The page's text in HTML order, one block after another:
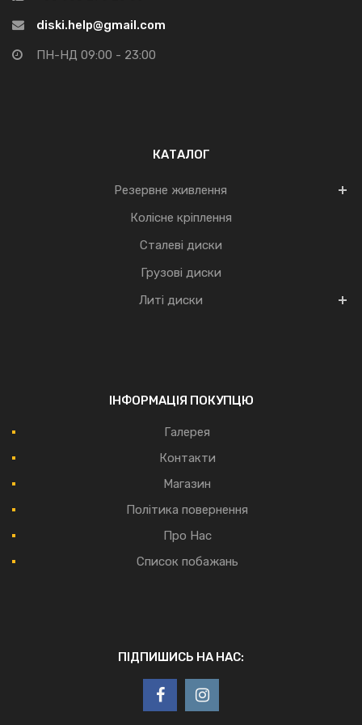
diski.help@gmail.com
ПН-НД 09:00 - 23:00
КАТАЛОГ
Резервне живлення
Колісне кріплення
Сталеві диски
Грузові диски
Литі диски
ІНФОРМАЦІЯ ПОКУПЦЮ
Галерея
Контакти
Магазин
Політика повернення
Про Нас
Список побажань
ПІДПИШИСЬ НА НАС: